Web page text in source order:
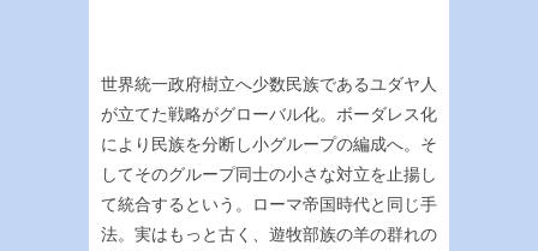
世界統一政府樹立へ少数民族であるユダヤ人
が立てた戦略がグローバル化。ボーダレス化
により民族を分断し小グループの編成へ。そ
してそのグループ同士の小さな対立を止揚し
て統合するという。ローマ帝国時代と同じ手
法。実はもっと古く、遊牧部族の羊の群れの